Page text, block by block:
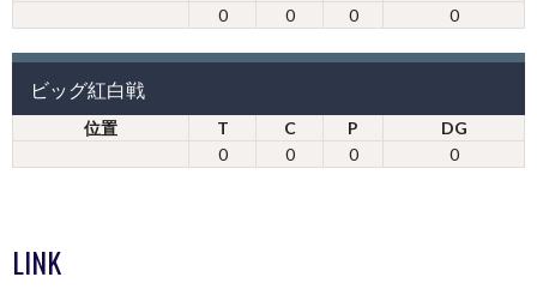
0
0 0 0
ビッグ紅白戦
位置 T C P
DG
0
0 0 0
LINK